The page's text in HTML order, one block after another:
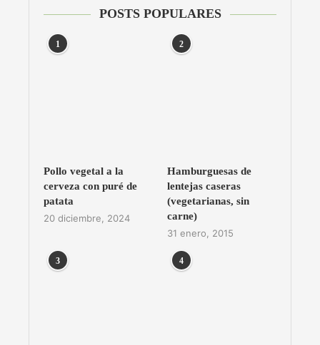
POSTS POPULARES
1
Pollo vegetal a la
cerveza con puré de
patata
20 diciembre, 2024
2
Hamburguesas de
lentejas caseras
(vegetarianas, sin
carne)
31 enero, 2015
3 4